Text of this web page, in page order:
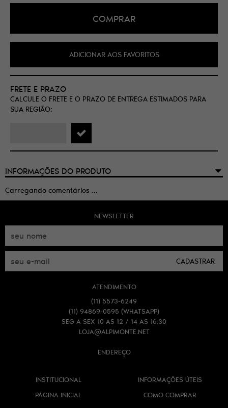
COMPRAR
ADICIONAR AOS FAVORITOS
FRETE E PRAZO
CALCULE O FRETE E O PRAZO DE ENTREGA ESTIMADOS PARA
SUA REGIÃO:
INFORMAÇÕES DO PRODUTO
Carregando comentários ...
NEWSLETTER
CADASTRAR
ATENDIMENTO
(11) 5573-6249
(11) 94869-0595 (WHATSAPP)
SEG A SEX 10 AS 12 / 14 AS 16:30
LOJA@ALPIMONTE.NET
ENDEREÇO
INSTITUCIONAL
PÁGINA INICIAL
INFORMAÇÕES ÚTEIS
COMO COMPRAR